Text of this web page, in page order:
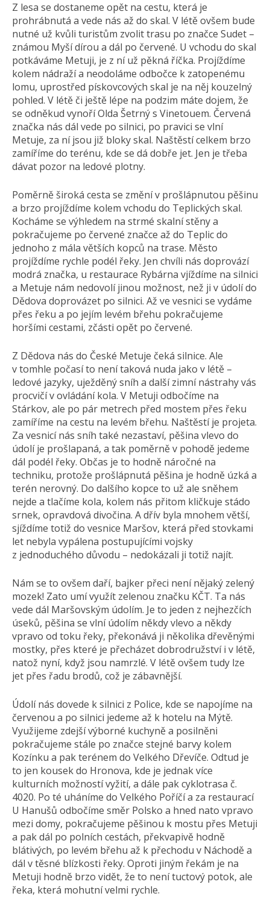
Z lesa se dostaneme opět na cestu, která je
prohrábnutá a vede nás až do skal. V létě ovšem bude
nutné už kvůli turistům zvolit trasu po značce Sudet –
známou Myší dírou a dál po červené. U vchodu do skal
potkáváme Metuji, je z ní už pěkná říčka. Projíždíme
kolem nádraží a neodoláme odbočce k zatopenému
lomu, uprostřed pískovcových skal je na něj kouzelný
pohled. V létě či ještě lépe na podzim máte dojem, že
se odněkud vynoří Olda Šetrný s Vinetouem. Červená
značka nás dál vede po silnici, po pravici se vlní
Metuje, za ní jsou již bloky skal. Naštěstí celkem brzo
zamíříme do terénu, kde se dá dobře jet. Jen je třeba
dávat pozor na ledové plotny.
Poměrně široká cesta se změní v prošlápnutou pěšinu
a brzo projíždíme kolem vchodu do Teplických skal.
Kocháme se výhledem na strmé skalní stěny a
pokračujeme po červené značce až do Teplic do
jednoho z mála větších kopců na trase. Město
projíždíme rychle podél řeky. Jen chvíli nás doprovází
modrá značka, u restaurace Rybárna vjíždíme na silnici
a Metuje nám nedovolí jinou možnost, než ji v údolí do
Dědova doprovázet po silnici. Až ve vesnici se vydáme
přes řeku a po jejím levém břehu pokračujeme
horšími cestami, zčásti opět po červené.
Z Dědova nás do České Metuje čeká silnice. Ale
v tomhle počasí to není taková nuda jako v létě –
ledové jazyky, uježděný sníh a další zimní nástrahy vás
procvičí v ovládání kola. V Metuji odbočíme na
Stárkov, ale po pár metrech před mostem přes řeku
zamíříme na cestu na levém břehu. Naštěstí je projeta.
Za vesnicí nás sníh také nezastaví, pěšina vlevo do
údolí je prošlapaná, a tak poměrně v pohodě jedeme
dál podél řeky. Občas je to hodně náročné na
techniku, protože prošlápnutá pěšina je hodně úzká a
terén nerovný. Do dalšího kopce to už ale sněhem
nejde a tlačíme kola, kolem nás přitom kličkuje stádo
srnek, opravdová divočina. A dřív byla mnohem větší,
sjíždíme totiž do vesnice Maršov, která před stovkami
let nebyla vypálena postupujícími vojsky
z jednoduchého důvodu – nedokázali ji totiž najít.
Nám se to ovšem daří, bajker přeci není nějaký zelený
mozek! Zato umí využít zelenou značku KČT. Ta nás
vede dál Maršovským údolím. Je to jeden z nejhezčích
úseků, pěšina se vlní údolím někdy vlevo a někdy
vpravo od toku řeky, překonává ji několika dřevěnými
mostky, přes které je přecházet dobrodružství i v létě,
natož nyní, když jsou namrzlé. V létě ovšem tudy lze
jet přes řadu brodů, což je zábavnější.
Údolí nás dovede k silnici z Police, kde se napojíme na
červenou a po silnici jedeme až k hotelu na Mýtě.
Využijeme zdejší výborné kuchyně a posilněni
pokračujeme stále po značce stejné barvy kolem
Kozínku a pak terénem do Velkého Dřevíče. Odtud je
to jen kousek do Hronova, kde je jednak více
kulturních možností vyžití, a dále pak cyklotrasa č.
4020. Po té uháníme do Velkého Poříčí a za restaurací
U Hanušů odbočíme směr Polsko a hned nato vpravo
mezi domy, pokračujeme pěšinou k mostu přes Metuji
a pak dál po polních cestách, překvapivě hodně
blátivých, po levém břehu až k přechodu v Náchodě a
dál v těsné blízkosti řeky. Oproti jiným řekám je na
Metuji hodně brzo vidět, že to není tuctový potok, ale
řeka, která mohutní velmi rychle.